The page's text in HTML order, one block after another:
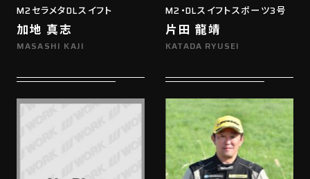
M2セラメタDLスイフト
加地 真志
MASASHI KAJI
M2・DLスイフトスポーツ3号
片田 龍靖
KATADA RYUSEI